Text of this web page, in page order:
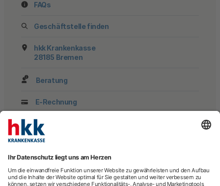
FAQs
Geschäftstelle finden
hkk Krankenkasse
28185 Bremen
Beratung
E-Rechnung
Newsletter
hkk-Services
Arztsuche Arzttermin-Service